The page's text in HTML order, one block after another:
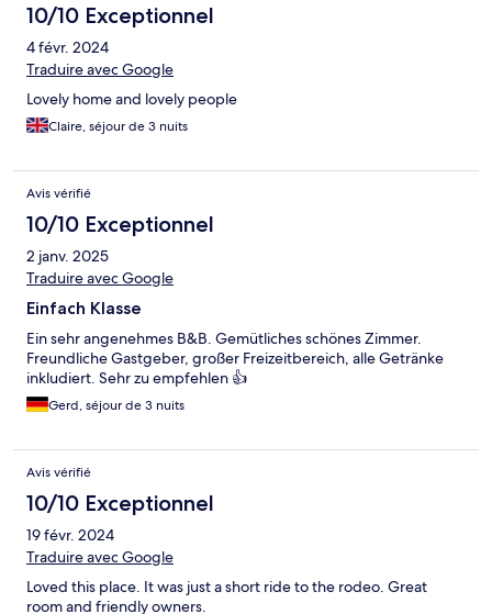
10/10 Exceptionnel
4 févr. 2024
Traduire avec Google
Lovely home and lovely people
Claire, séjour de 3 nuits
Avis vérifié
10/10 Exceptionnel
2 janv. 2025
Traduire avec Google
Einfach Klasse
Ein sehr angenehmes B&B. Gemütliches schönes Zimmer.
Freundliche Gastgeber, großer Freizeitbereich, alle Getränke
inkludiert. Sehr zu empfehlen 👍
Gerd, séjour de 3 nuits
Avis vérifié
10/10 Exceptionnel
19 févr. 2024
Traduire avec Google
Loved this place. It was just a short ride to the rodeo. Great
room and friendly owners.